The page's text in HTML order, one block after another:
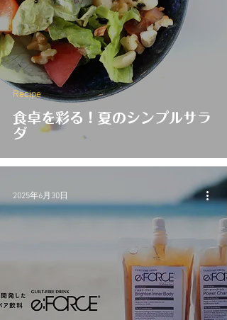
食卓を彩る！夏のシンプルサラ
ダ
Recipe
2025年6月30日